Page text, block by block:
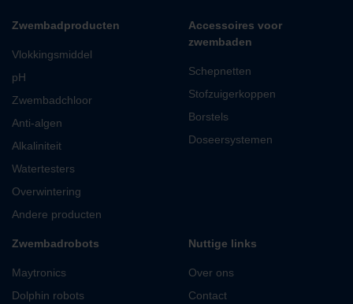
Zwembadproducten
Vlokkingsmiddel
pH
Zwembadchloor
Anti-algen
Alkaliniteit
Watertesters
Overwintering
Andere producten
Accessoires voor
zwembaden
Schepnetten
Stofzuigerkoppen
Borstels
Doseersystemen
Zwembadrobots
Maytronics
Dolphin robots
Nuttige links
Over ons
Contact